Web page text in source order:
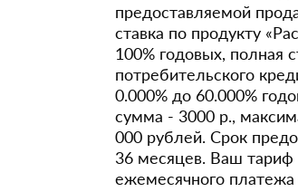
предоставляемой
ставка по продукту
100% годовых, полная
потребительского
0.000% до 60.000%
сумма - 3000 р.,
000 рублей. Срок
36 месяцев. Ваш тариф
ежемесячного